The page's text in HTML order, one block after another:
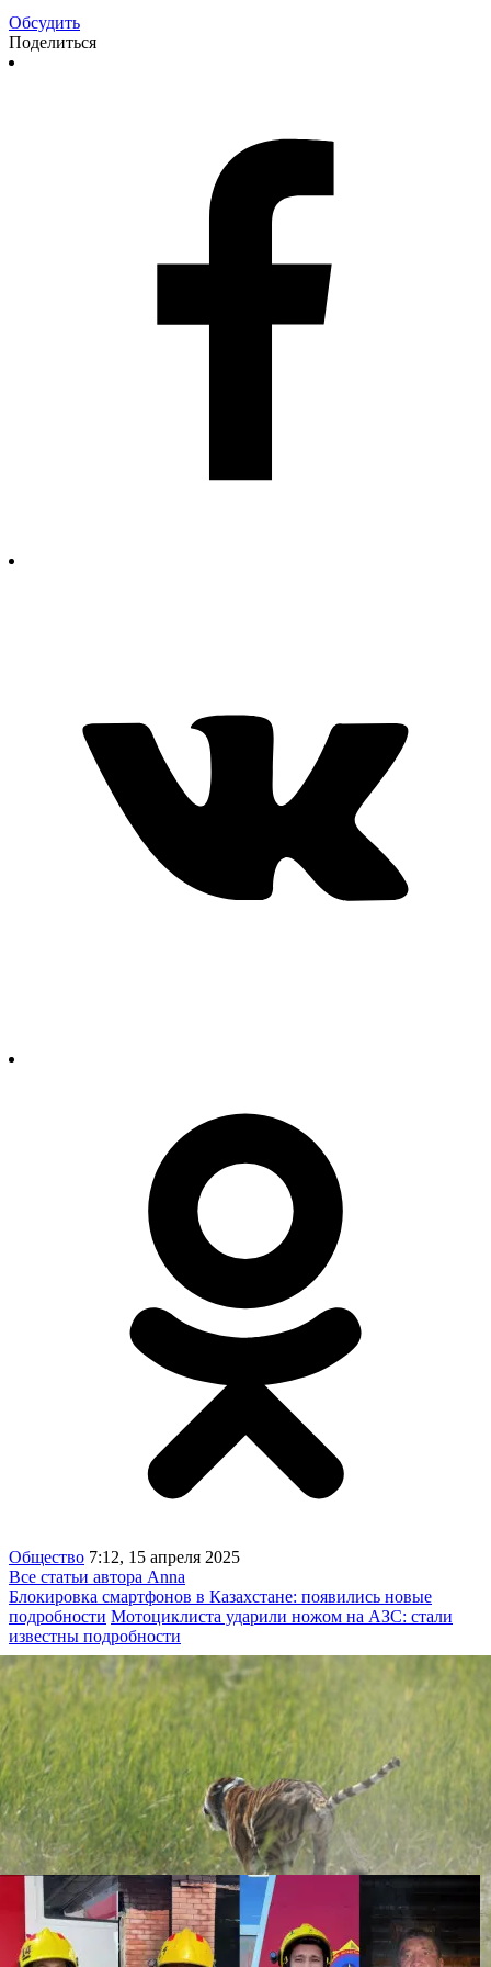
Обсудить
Поделиться
Общество 7:12, 15 апреля 2025
Все статьи автора Anna
Блокировка смартфонов в Казахстане: появились новые
подробности Мотоциклиста ударили ножом на АЗС: стали
известны подробности